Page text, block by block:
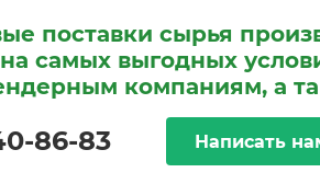
поставки сырья
самых выгодных
компаниям, а
86-83 Написать